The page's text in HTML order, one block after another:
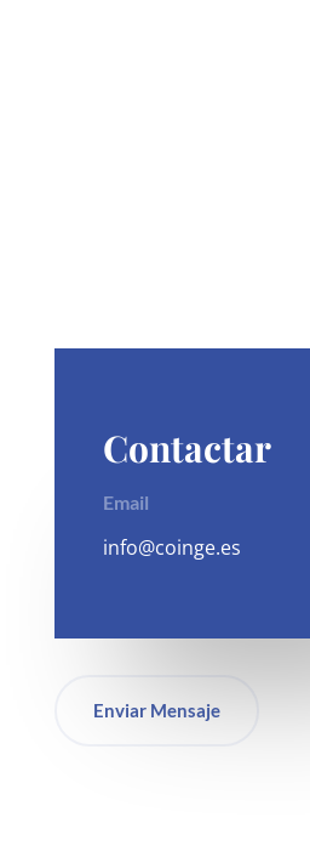
Contactar
Email
info@coinge.es
Enviar Mensaje